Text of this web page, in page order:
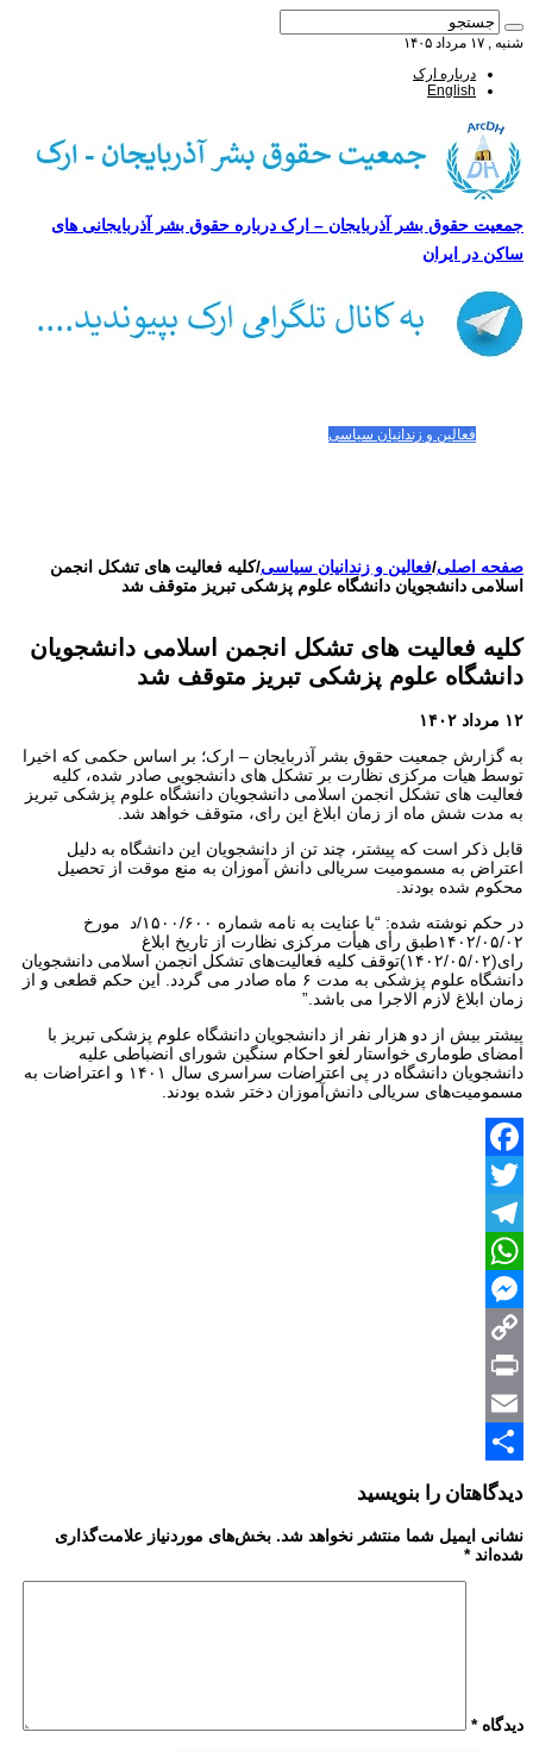
شنبه , ۱۷ مرداد ۱۴۰۵
درباره ارک
English
جمعیت حقوق بشر آذربایجان – ارک درباره حقوق بشر آذربایجانی های
ساکن در ایران
فعالین و زندانیان سیاسی
صفحه اصلی/فعالین و زندانیان سیاسی/کلیه فعالیت های تشکل انجمن
اسلامی دانشجویان دانشگاه علوم پزشکی تبریز متوقف شد
کلیه فعالیت های تشکل انجمن اسلامی دانشجویان
دانشگاه علوم پزشکی تبریز متوقف شد
۱۲ مرداد ۱۴۰۲
به گزارش جمعیت حقوق بشر آذربایجان – ارک؛ بر اساس حکمی که اخیرا
توسط هیات مرکزی نظارت بر تشکل های دانشجویی صادر شده، کلیه
فعالیت های تشکل انجمن اسلامی دانشجویان دانشگاه علوم پزشکی تبریز
به مدت شش ماه از زمان ابلاغ این رای، متوقف خواهد شد.
قابل ذکر است که پیشتر، چند تن از دانشجویان این دانشگاه به دلیل
اعتراض به مسمومیت سریالی دانش آموزان به منع موقت از تحصیل
محکوم شده بودند.
در حکم نوشته شده: “با عنایت به نامه شماره ۱۵۰۰/۶۰۰/د مورخ
۱۴۰۲/۰۵/۰۲طبق رأی هیأت مرکزی نظارت از تاریخ ابلاغ
رای(۱۴۰۲/۰۵/۰۲)توقف کلیه فعالیت‌های تشکل انجمن اسلامی دانشجویان
دانشگاه علوم پزشکی به مدت ۶ ماه صادر می گردد. این حکم قطعی و از
زمان ابلاغ لازم الاجرا می باشد.”
پیشتر بیش از دو هزار نفر از دانشجویان دانشگاه علوم پزشکی تبریز با
امضای طوماری خواستار لغو احکام سنگین شورای انضباطی علیه
دانشجویان دانشگاه در پی اعتراضات سراسری سال ۱۴۰۱ و اعتراضات به
مسمومیت‌های سریالی دانش‌آموزان دختر شده بودند.
Facebook
Twitter
Telegram
WhatsApp
Messenger
Copy
Link
Print
Email
Share
دیدگاهتان را بنویسید
نشانی ایمیل شما منتشر نخواهد شد. بخش‌های موردنیاز علامت‌گذاری
شده‌اند*
دیدگاه*